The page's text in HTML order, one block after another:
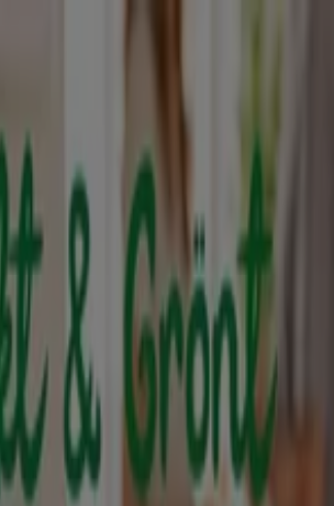
Möbler och InredningBygg och
och Accessoarer
Elektronik och
och Motor Leksaker och Barn
och Hälsa Restauranger och
Kontorsmaterial Resor Banker
i Ludvika